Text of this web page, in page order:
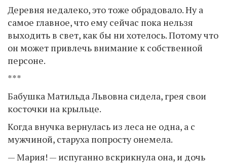
Деревня недалеко, это тоже обрадовало. Ну а
самое главное, что ему сейчас пока нельзя
выходить в свет, как бы ни хотелось. Потому что
он может привлечь внимание к собственной
персоне.
***
Бабушка Матильда Львовна сидела, грея свои
косточки на крыльце.
Когда внучка вернулась из леса не одна, а с
мужчиной, старуха попросту онемела.
— Мария! — испуганно вскрикнула она, и дочь